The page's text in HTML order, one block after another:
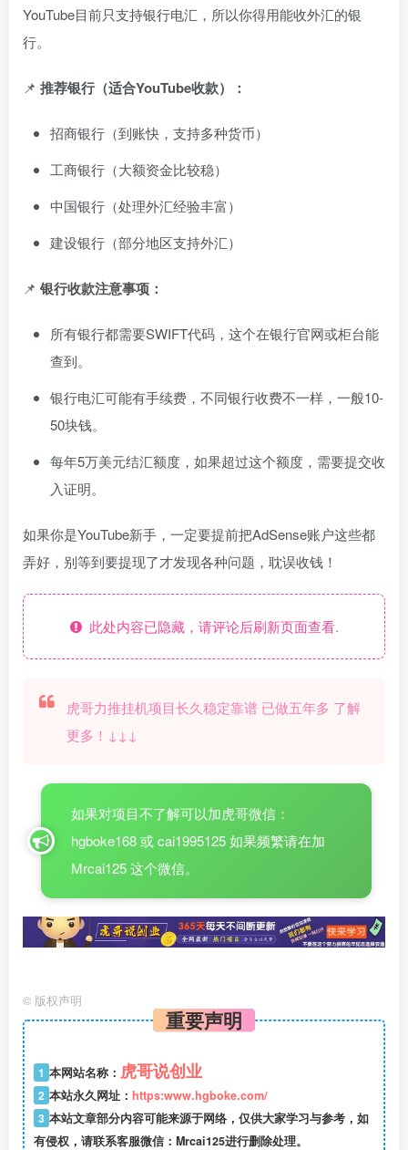
YouTube目前只支持银行电汇，所以你得用能收外汇的银
行。
📌 推荐银行（适合YouTube收款）：
招商银行（到账快，支持多种货币）
工商银行（大额资金比较稳）
中国银行（处理外汇经验丰富）
建设银行（部分地区支持外汇）
📌 银行收款注意事项：
所有银行都需要SWIFT代码，这个在银行官网或柜台能
查到。
银行电汇可能有手续费，不同银行收费不一样，一般10-
50块钱。
每年5万美元结汇额度，如果超过这个额度，需要提交收
入证明。
如果你是YouTube新手，一定要提前把AdSense账户这些都
弄好，别等到要提现了才发现各种问题，耽误收钱！
此处内容已隐藏，请评论后刷新页面查看.
虎哥力推挂机项目长久稳定靠谱 已做五年多 了解
更多！↓↓↓
如果对项目不了解可以加虎哥微信：
hgboke168 或 cai1995125 如果频繁请在加
Mrcai125 这个微信。
© 版权声明
重要声明
1 本网站名称： 虎哥说创业
2 本站永久网址： https:www.hgboke.com/
3 本站文章部分内容可能来源于网络，仅供大家学习与参考，如
有侵权，请联系客服微信：Mrcai125进行删除处理。